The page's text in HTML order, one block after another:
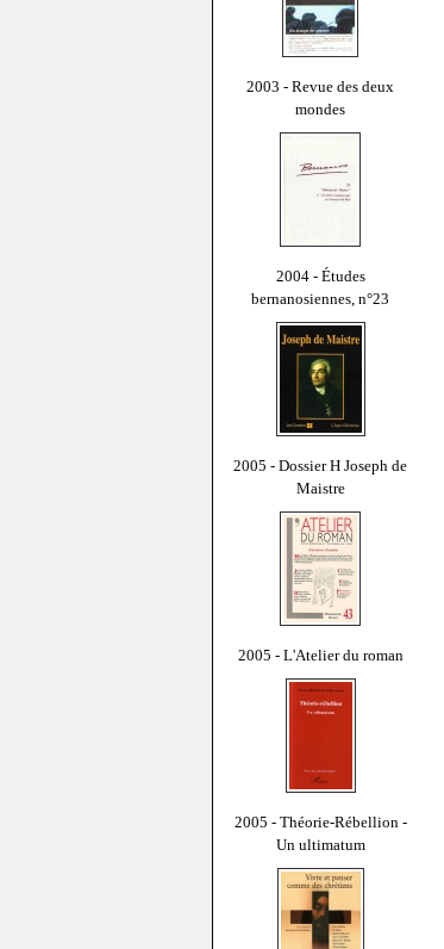
2003 - Revue des deux
mondes
2004 - Études
bernanosiennes, n°23
2005 - Dossier H Joseph de
Maistre
2005 - L'Atelier du roman
2005 - Théorie-Rébellion -
Un ultimatum